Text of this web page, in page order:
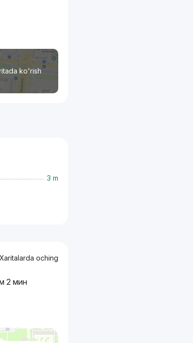
ko'rish
3 m
oching
2 мин